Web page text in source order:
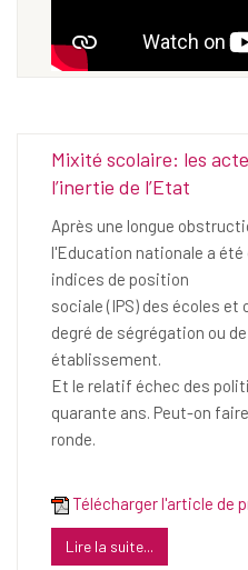
Mixité scolaire: les
l’inertie de l’Etat
Après une longue
l'Education nationale a
indices de position
sociale (IPS) des écoles et
degré de ségrégation ou
établissement.
Et le relatif échec des
quarante ans. Peut-on
ronde.
Télécharger l'article de
Lire la suite...